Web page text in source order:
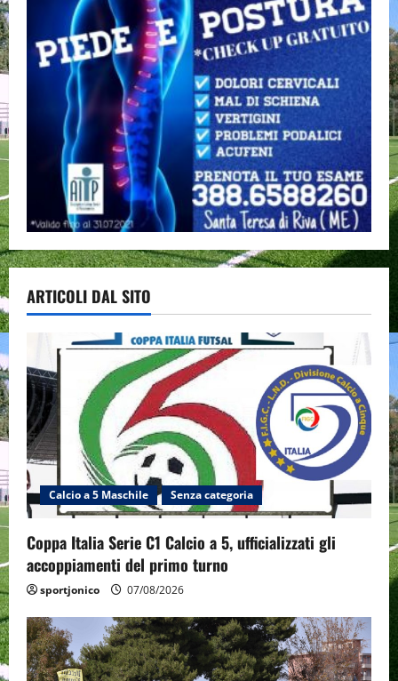
ARTICOLI DAL SITO
Calcio a 5 Maschile Senza categoria
Coppa Italia Serie C1 Calcio a 5, ufficializzati gli
accoppiamenti del primo turno
sportjonico 07/08/2026